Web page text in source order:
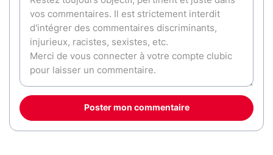
Poster mon commentaire